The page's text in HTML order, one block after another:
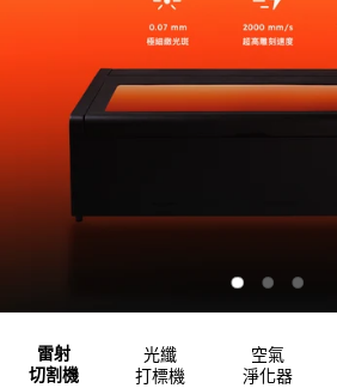
雷射
切割機
光纖
打標機
空氣
淨化器